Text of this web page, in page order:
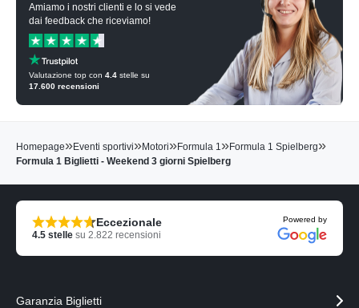
Amiamo i nostri clienti e lo si vede
dai feedback che riceviamo!
Valutazione top con 4.4 stelle su
17.600 recensioni
Homepage»Eventi sportivi»Motori»Formula 1 »Formula 1 Spielberg»
Formula 1 Biglietti - Weekend 3 giorni Spielberg
Eccezionale
4.5 stelle su 2.822 recensioni
Powered by
Garanzia Biglietti